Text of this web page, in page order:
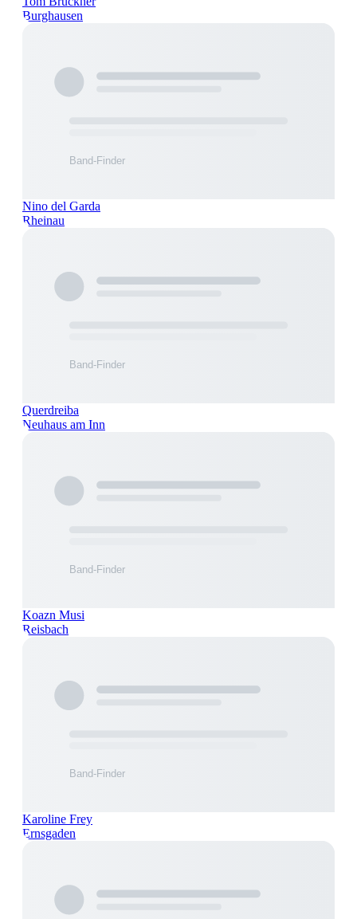
Burghausen
Nino del Garda
Rheinau
Querdreiba
Neuhaus am Inn
Koazn Musi
Reisbach
Karoline Frey
Ernsgaden